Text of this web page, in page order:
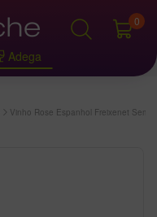
Adega
0
Vinho Rose Espanhol Freixenet Sem